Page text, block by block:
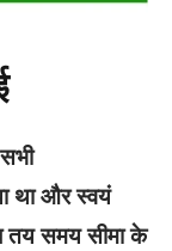
था और स्वयं
तय समय सीमा के